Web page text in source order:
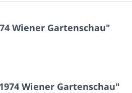
Wiener Gartenschau"
Wiener Gartenschau"